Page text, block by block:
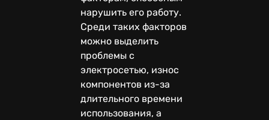
нарушить его работу.
Среди таких факторов
можно выделить
проблемы с
электросетью, износ
компонентов из-за
длительного времени
использования, а